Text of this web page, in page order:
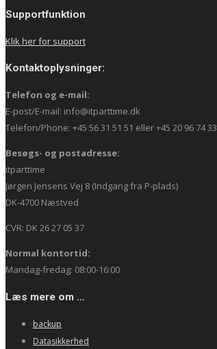
Supportfunktion
Klik her for support
Kontaktoplysninger:
Telefon og e-mail:
E-post/E-mail: info@itparttime.dk
Telefon/Phone: +45 56 31 51 51 eller +45 20 96 74 33
Besøgs- og postadresse:
itparttime
Jørgen Jensens Vej 8 (Indgang fra P-plads)
DK-4700 Næstved
CVR: DK 26 27 05 37
Normal kontortid:
Mandag-fredag: 08:00-16:00
Læs mere om …
backup
Datasikkerhed